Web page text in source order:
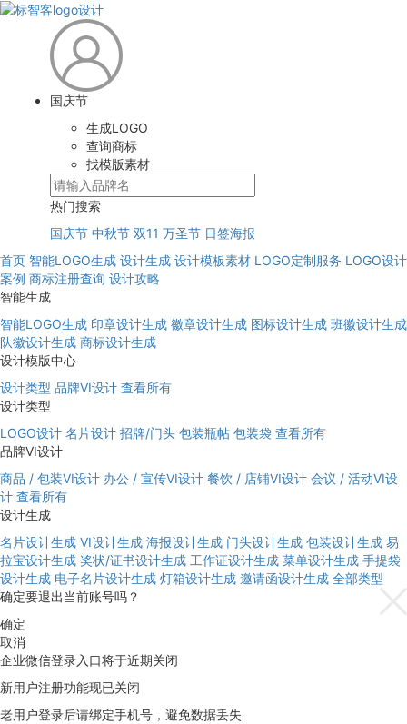
国庆节
生成LOGO
查询商标
找模版素材
热门搜索
国庆节 中秋节 双11 万圣节 日签海报
首页 智能LOGO生成 设计生成 设计模板素材 LOGO定制服务 LOGO设计
案例 商标注册查询 设计攻略
智能生成
智能LOGO生成 印章设计生成 徽章设计生成 图标设计生成 班徽设计生成
队徽设计生成 商标设计生成
设计模版中心
设计类型 品牌VI设计 查看所有
设计类型
LOGO设计 名片设计 招牌/门头 包装瓶帖 包装袋 查看所有
品牌VI设计
商品 / 包装VI设计 办公 / 宣传VI设计 餐饮 / 店铺VI设计 会议 / 活动VI设
计 查看所有
设计生成
名片设计生成 VI设计生成 海报设计生成 门头设计生成 包装设计生成 易
拉宝设计生成 奖状/证书设计生成 工作证设计生成 菜单设计生成 手提袋
设计生成 电子名片设计生成 灯箱设计生成 邀请函设计生成 全部类型
确定要退出当前账号吗？
确定
取消
企业微信登录入口将于近期关闭
新用户注册功能现已关闭
老用户登录后请绑定手机号，避免数据丢失